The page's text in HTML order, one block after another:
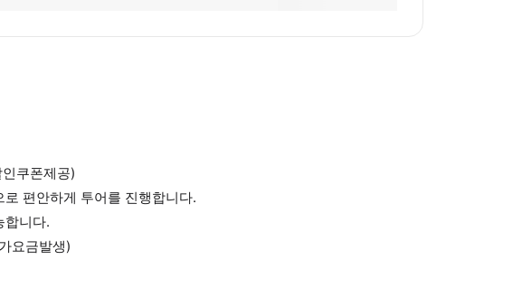
쿠폰제공)
편안하게 투어를 진행합니다.
합니다.
요금발생)